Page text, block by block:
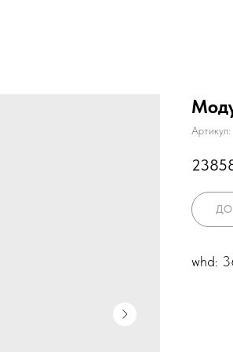
Артикул:
whd: